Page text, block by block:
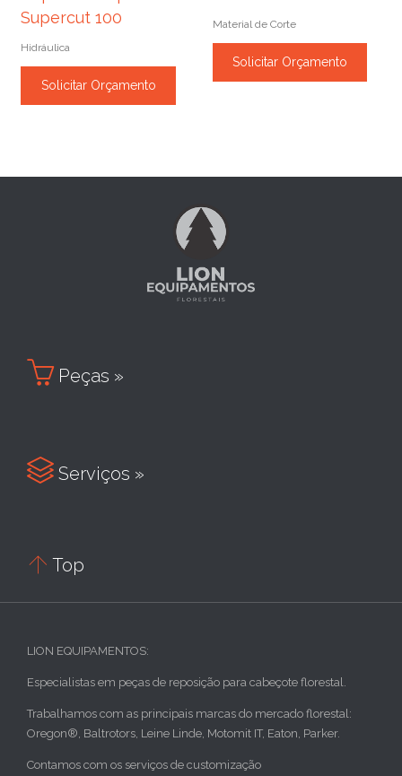
Supercut 100
Hidráulica
Solicitar Orçamento
Material de Corte
Solicitar Orçamento
 Peças »
 Serviços »
 Top
LION EQUIPAMENTOS:
Especialistas em peças de reposição para cabeçote florestal.
Trabalhamos com as principais marcas do mercado florestal:
Oregon®, Baltrotors, Leine Linde, Motomit IT, Eaton, Parker.
Contamos com os serviços de customização